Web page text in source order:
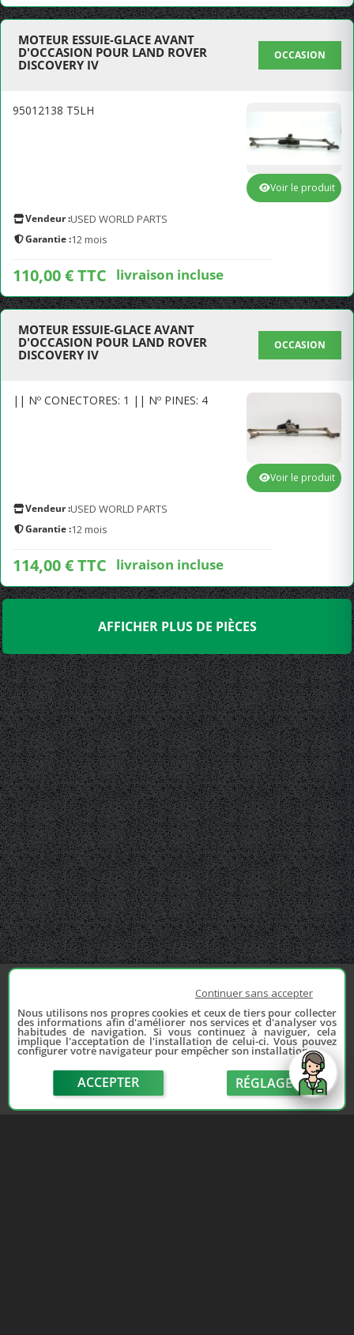
MOTEUR ESSUIE-GLACE AVANT
D'OCCASION POUR LAND ROVER
DISCOVERY IV
OCCASION
95012138 T5LH
Vendeur :USED WORLD PARTS
Garantie :12 mois
110,00 € TTC livraison incluse
Voir le produit
MOTEUR ESSUIE-GLACE AVANT
D'OCCASION POUR LAND ROVER
DISCOVERY IV
OCCASION
|| Nº CONECTORES: 1 || Nº PINES: 4
Vendeur :USED WORLD PARTS
Garantie :12 mois
114,00 € TTC livraison incluse
Voir le produit
AFFICHER PLUS DE PIÈCES
Continuer sans accepter
Nous utilisons nos propres cookies et ceux de tiers pour collecter
des informations afin d'améliorer nos services et d'analyser vos
habitudes de navigation. Si vous continuez à naviguer, cela
implique l'acceptation de l'installation de celui-ci. Vous pouvez
configurer votre navigateur pour empêcher son installation.
ACCEPTER RÉGLAGE